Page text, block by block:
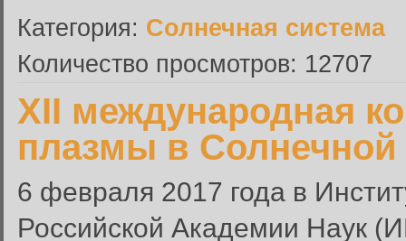
Категория: Солнечная система
Количество просмотров: 12707
XII международная
плазмы в Солнечной
6 февраля 2017 года в
Российской Академии Наук